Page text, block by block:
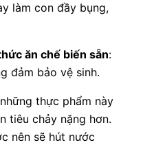
làm con đầy bụng,
ăn chế biến sẵn:
đảm bảo vệ sinh.
những thực phẩm này
tiêu chảy nặng hơn.
nên sẽ hút nước